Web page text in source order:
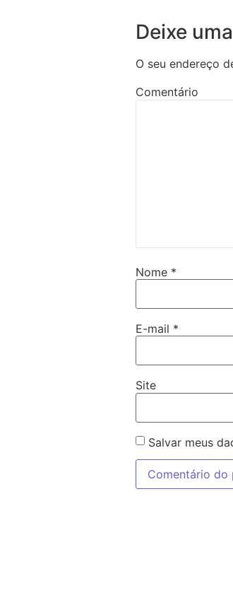
Deixe
O seu endereço
Comentário
Nome *
E-mail *
Site
Salvar meus